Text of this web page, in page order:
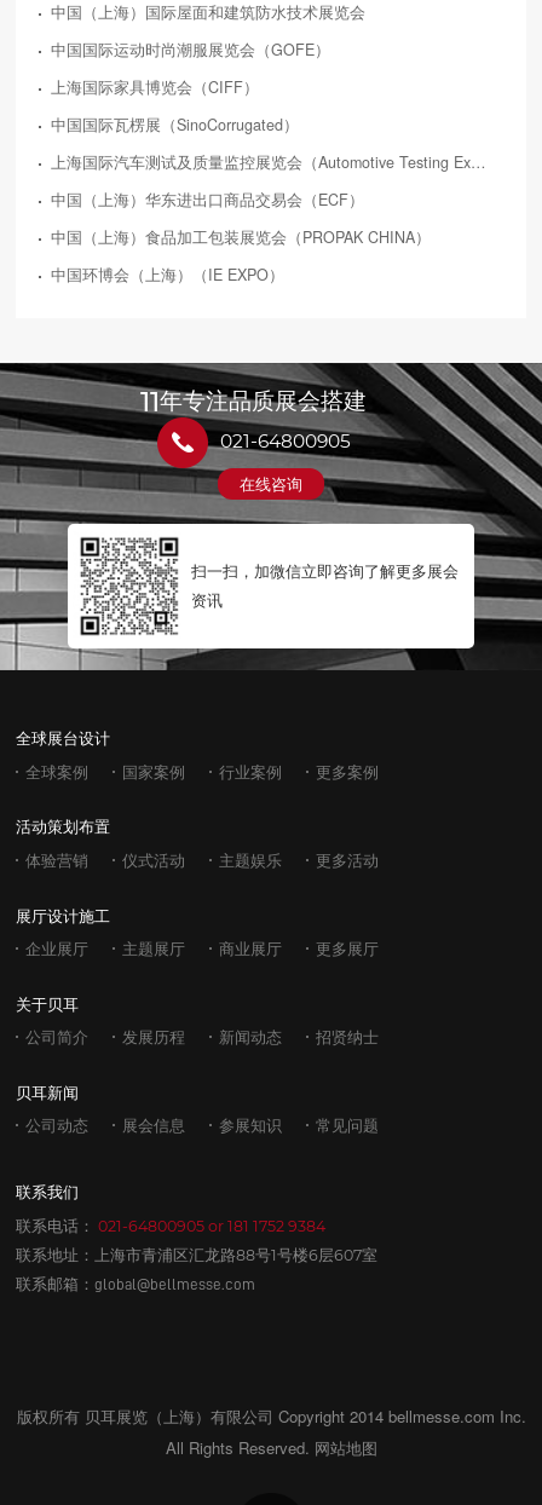
中国（上海）国际屋面和建筑防水技术展览会
中国国际运动时尚潮服展览会（GOFE）
上海国际家具博览会（CIFF）
中国国际瓦楞展（SinoCorrugated）
上海国际汽车测试及质量监控展览会（Automotive Testing Expo）
中国（上海）华东进出口商品交易会（ECF）
中国（上海）食品加工包装展览会（PROPAK CHINA）
中国环博会（上海）（IE EXPO）
11年专注品质展会搭建
021-64800905
在线咨询
扫一扫，加微信立即咨询了解更多展会
资讯
全球展台设计
全球案例 国家案例 行业案例 更多案例
活动策划布置
体验营销 仪式活动 主题娱乐 更多活动
展厅设计施工
企业展厅 主题展厅 商业展厅 更多展厅
关于贝耳
公司简介 发展历程 新闻动态 招贤纳士
贝耳新闻
公司动态 展会信息 参展知识 常见问题
联系我们
联系电话：021-64800905 or 181 1752 9384
联系地址：上海市青浦区汇龙路88号1号楼6层607室
联系邮箱：global@bellmesse.com
版权所有 贝耳展览（上海）有限公司 Copyright 2014 bellmesse.com Inc.
All Rights Reserved. 网站地图